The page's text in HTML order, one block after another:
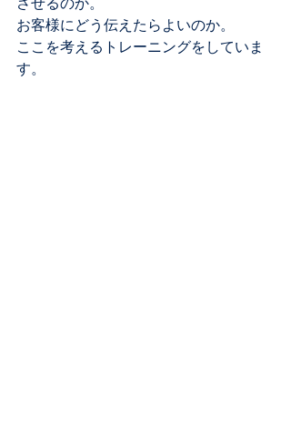
お客様にどう伝えたらよいのか。
ここを考えるトレーニングをしていま
す。